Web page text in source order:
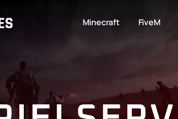
Minecraft FiveM